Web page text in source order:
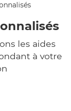
les aides
à votre